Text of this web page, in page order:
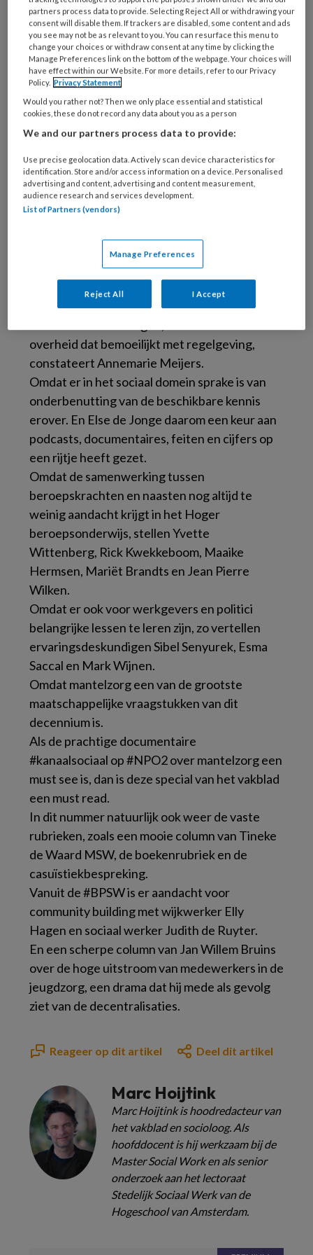
verandert, ook seksueel, zo vertelt Rianne
Hanning van MantelzorgNL. Een organisatie
die veel gebruik maakt van
ervaringsdeskundigen. Journaliste Else de
Jonge sprak met haar.
Omdat de druk van mantelzorg impact heeft
op de gezondheid van mensen, zo stelt
onderzoeker Judith Bom, werkzaam bij de
Erasmus School of Health Policy &
Management aan de Erasmus Universiteit
Rotterdam.
Omdat ‘de’ mantelzorger niet bestaat, maar
wel. En je daar maar beter rekening mee kunt
houden, zo menen onderzoekers Yvette
Wittenberg en Rieke Hengelaar.
Omdat de overheid verwacht dat naasten
overheid dat bemoeilijkt met regelgeving,
constateert Annemarie Meijers.
Omdat er in het sociaal domein sprake is van
onderbenutting van de beschikbare kennis
erover. En Else de Jonge daarom een keur aan
podcasts, documentaires, feiten en cijfers op
een rijtje heeft gezet.
Omdat de samenwerking tussen
beroepskrachten en naasten nog altijd te
weinig aandacht krijgt in het Hoger
beroepsonderwijs, stellen Yvette
Wittenberg, Rick Kwekkeboom, Maaike
Hermsen, Mariët Brandts en Jean Pierre
Wilken.
Omdat er ook voor werkgevers en politici
belangrijke lessen te leren zijn, zo vertellen
ervaringsdeskundigen Sibel Senyurek, Esma
Saccal en Mark Wijnen.
Omdat mantelzorg een van de grootste
maatschappelijke vraagstukken van dit
decennium is.
Als de prachtige documentaire
#kanaalsociaal op #NPO2 over mantelzorg een
must see is, dan is deze special van het vakblad
een must read.
In dit nummer natuurlijk ook weer de vaste
rubrieken, zoals een mooie column van Tineke
de Waard MSW, de boekenrubriek en de
casuïstiekbespreking.
Vanuit de #BPSW is er aandacht voor
community building met wijkwerker Elly
Hagen en sociaal werker Judith de Ruyter.
En een scherpe column van Jan Willem Bruins
over de hoge uitstroom van medewerkers in de
jeugdzorg, een drama dat hij mede als gevolg
ziet van de decentralisaties.
Reageer op dit artikel Deel dit artikel
Marc Hoijtink
Marc Hoijtink is hoodredacteur van
het vakblad en socioloog. Als
hoofddocent is hij werkzaam bij de
Master Social Work en als senior
onderzoek aan het lectoraat
Stedelijk Sociaal Werk van de
Hogeschool van Amsterdam.
partners process data to provide. Selecting Reject All or withdrawing your
consent will disable them. If trackers are disabled, some content and ads
you see may not be as relevant to you. You can resurface this menu to
change your choices or withdraw consent at any time by clicking the
Manage Preferences link on the bottom of the webpage. Your choices will
have effect within our Website. For more details, refer to our Privacy
Policy. Privacy Statement
Would you rather not? Then we only place essential and statistical
cookies, these do not record any data about you as a person
We and our partners process data to provide:
Use precise geolocation data. Actively scan device characteristics for
identification. Store and/or access information on a device. Personalised
advertising and content, advertising and content measurement,
audience research and services development.
List of Partners (vendors)
Manage Preferences
Reject All I Accept